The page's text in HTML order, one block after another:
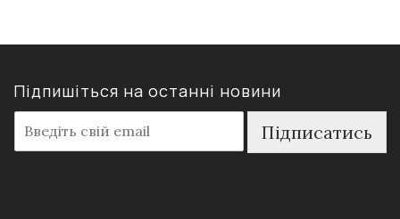
Підпишіться на останні новини
m
a
Підписатись